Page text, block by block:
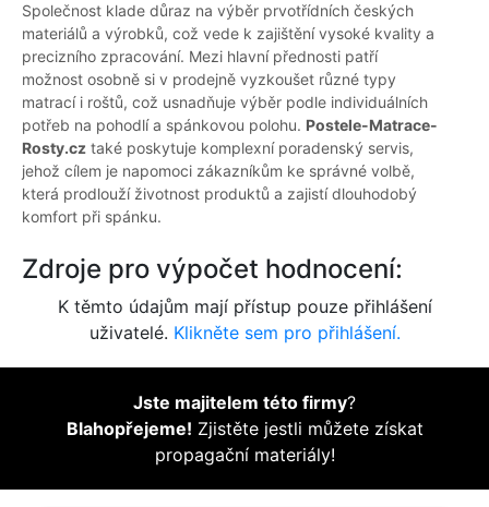
Společnost klade důraz na výběr prvotřídních českých
materiálů a výrobků, což vede k zajištění vysoké kvality a
precizního zpracování. Mezi hlavní přednosti patří
možnost osobně si v prodejně vyzkoušet různé typy
matrací i roštů, což usnadňuje výběr podle individuálních
potřeb na pohodlí a spánkovou polohu. Postele-Matrace-
Rosty.cz také poskytuje komplexní poradenský servis,
jehož cílem je napomoci zákazníkům ke správné volbě,
která prodlouží životnost produktů a zajistí dlouhodobý
komfort při spánku.
Zdroje pro výpočet hodnocení:
K těmto údajům mají přístup pouze přihlášení
uživatelé. Klikněte sem pro přihlášení.
Jste majitelem této firmy?
Blahopřejeme! Zjistěte jestli můžete získat
propagační materiály!